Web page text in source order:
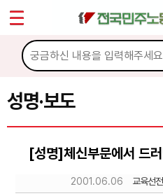
성명·보도
[성명]체신부문에서 드
2001.06.06 교육선
마이페이지
소개
소식
공지사항
성명·보도
Sketchbook5,
Sketchbook5,